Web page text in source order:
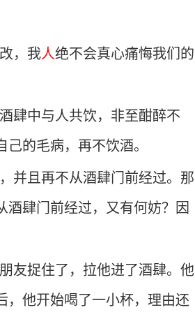
，我人绝不会真心痛悔我们的
肆中与人共饮，非至酣醉不
的毛病，再不饮酒。
并且再不从酒肆门前经过。那
酒肆门前经过，又有何妨？因
友捉住了，拉他进了酒肆。他
，他开始喝了一小杯，理由还